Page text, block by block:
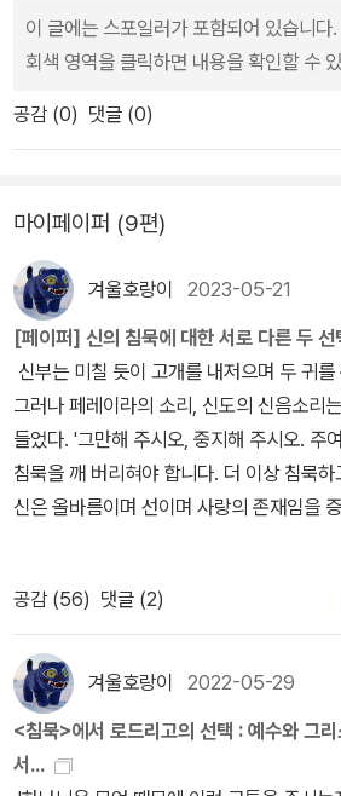
하여튼 그렇게 묶어놓고 그냥 내버려둔다.
목 부근에 도달할 정도의 높이로 조절하고.
지는 상태가 며칠 지속하면서 역시 ‘아픔’이
래 기독교도들과 성직자들은 종교적 박해
을 내던졌다. 이들이 순교하는 장면은 헨릭
바디스>에 잘 묘사가 되어 있다. <쿠오바디
도 베드로는 환란을 피해 로마를 빠져나와
를 지고 로마로 향하는 그리스도를 본다. 그
시나이까?” 물었다가 베드로가 로마에서
자가에 매달리려 간다는 말씀을 듣고, 베드
칸 언덕에서 십자가에 매달려 죽는다. 베드
아닌가? 그러면, 줄곧 의심이 들었던 것인
교의 맥을 잇기 위해 노력을 해야지, 그저 순
무것도 안 되는 일. 그리하여 기독교의 순
무 방법이 없다는 확신이 들어 마지막 방편
될 때, 더 이상 피할 수 없을 때 해야지, 무
는 아닌 거 같다. 일본에서는 기독교인들을
동판으로 새긴 그리스도나 성모의 그림을
로 밟으라고 시켰다고 한다. 누군지도 모르
이고, 죽으면 죽었지 못 밟겠다고 주장하는
아에 도착한 세명의 젊은 신부는 같은 해 1
서 성주의 가혹한 세금과 기독교인들 탄압
을 당했다는 절망적인 소식을 듣는다. 무엇
본은 포르투갈과 교역을 단절하고 포르투
포르투갈의 최선단 무역기지 마카오에 도
는 수상쩍은 일본인을 소개받게 되고 열병
부를 제외하고, 가르페 신부와 로드리고 신
어 일본에 상륙하게 된다. 여기까지가 40페
두 신부가 일본에 잠입하여 본격적인 이야
일본의 카톨릭 탄압의 상황을 정리하다보
인 이야기는 로드리고 신부의 편지로 전개
이야기하지 않아도 대충 어떤 일이 벌어질
다만 한가지 질문을 나 자신에게 해본다.바
를 며칠 간 묶어놔 낮 동안에는 밤새 소금
빛에 타들어가고 밤 동안에는 들어닥친 밀
이에 거꾸로 매달아 놓고 그대로 두면 바로
을 뚫어 피를 조금씩 흘리게 해 역시 고통 속
는 고문, 거적에 사람을 둘둘 말아 배 위에
찍한 상황앞에서, 이 모든 것이 나의 말 한마
선교 활동의 위축이나 개인의 좌절이 아니
의 신앙과 사상의 굴욕적인 패배”로 받아
특히 눈길을 끌었다. 지배계급에 대한 과다
를 위해 세 명의 신부들이 파견되었다는
짜 목적이 아니었을까. 로드리고 신부의
부터 그런 문제점을 안고 있었을 지도 모르
대한 사랑과 헌신을 목적으로 살아온 신부
같은 모습으로 등장한 기치지로의 존재는
모기 마을에 은신하며, 6년의 박해기간 동
며 고해성사 같은 가톨릭 제의를 집전하며
불모지에 파견한 그리스도의 가늠할 수 없
다. 하지만, 곧이어 벌어지는 일본 민중들
형)를 직접 목격하면서 이 모든 사건에 침
며, 도모기 마을 부근의 오두막에 은신해 있
부는 옥죄어 오는 관아의 추적을 피해 도망
인공 로드리고는 한 때 자신들을 따르던 신
음을 만류하려던 가르페 신부가 물에 빠져
기도 한다. 은전 300냥에 자신의 팔아먹은
이 글에는 스포일러가 포함되어 있습니다.
회색 영역을 클릭하면 내용을 확인할 수
공감 (0) 댓글 (0)
마이페이퍼 (9편)
겨울호랑이 2023-05-21
[페이퍼] 신의 침묵에 대한 서로 다른 두 선
신부는 미칠 듯이 고개를 내저으며 두 귀
그러나 페레이라의 소리, 신도의 신음소리
들었다. '그만해 주시오, 중지해 주시오. 주
침묵을 깨 버리혀야 합니다. 더 이상 침묵
신은 올바름이며 선이며 사랑의 존재임을
지 않으면 안 됩니다.' _ 엔도 슈사쿠, <침
쿠(遠藤周作, 1923 ~ 1996)의 <침묵 沈
011)의 <한 말씀만 하소서>는 모두 '신(神
죄 없이 죽어가는 일본 가톨릭 신자들을 방
는 예비 의사 아들을 너무도 빨리 데려간 야
자신을 부르는 간절한 부르짖음에 끝내
제아무리 독한 저주에도 애타는 질문에도
공감 (56) 댓글 (2)
겨울호랑이 2022-05-29
<침묵>에서 로드리고의 선택 : 예수와 그
서...